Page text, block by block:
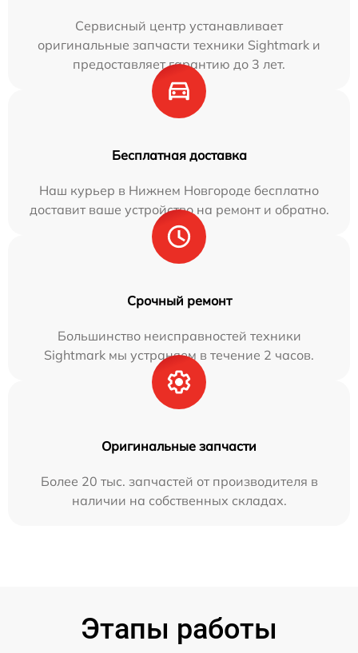
Сервисный центр устанавливает
оригинальные запчасти техники Sightmark и
предоставляет гарантию до 3 лет.
Бесплатная доставка
Наш курьер в Нижнем Новгороде бесплатно
доставит ваше устройство на ремонт и обратно.
Срочный ремонт
Большинство неисправностей техники
Sightmark мы устраняем в течение 2 часов.
Оригинальные запчасти
Более 20 тыс. запчастей от производителя в
наличии на собственных складах.
Этапы работы